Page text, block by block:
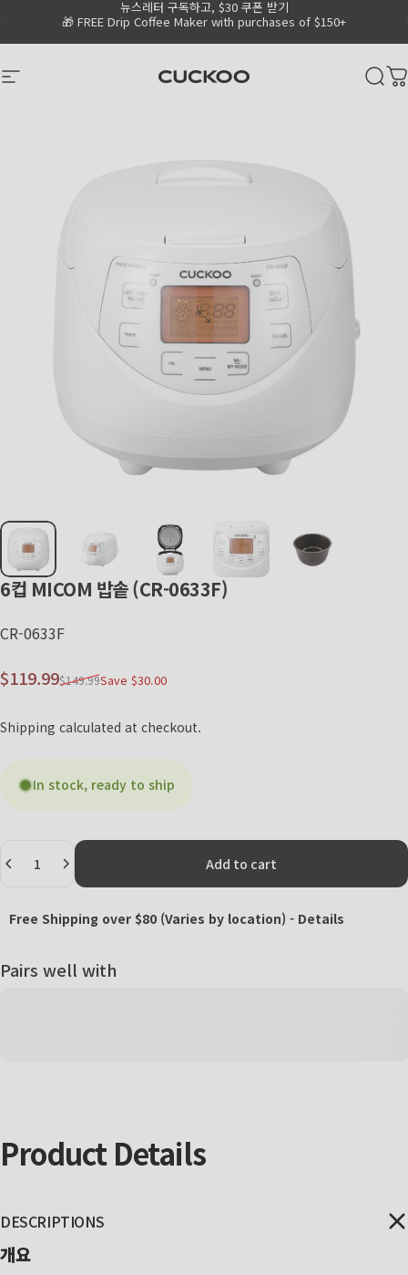
Go to Accessibility Statement Page
💧Shop 15% OFF Water Purifiers
뉴스레터 구독하고, $30 쿠폰 받기
Pause slideshow
Site navigation CUCKOO America
6컵 MICOM 밥솥(CR-0633F)
CR-0633F
Sale price
$119.99
Regular price
$149.99Save $30.00
Shipping calculated at checkout.
In stock, ready to ship
Add to cart
Free Shipping over $80 (Varies by location) - Details
Pairs well with
Product Details
DESCRIPTIONS
개요